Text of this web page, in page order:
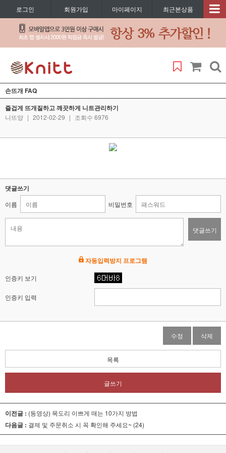
로그인 회원가입 마이페이지 최근본상품
손뜨개 FAQ
즐겁게 뜨개질하고 깨끗하게 니트관리하기
니뜨양 | 2012-02-29 | 조회수 6976
댓글쓰기
이름 비밀번호
댓글쓰기
자동입력방지 프로그램
인증키 보기
인증키 입력
수정 삭제
목록
글쓰기
이전글 : (동영상) 목도리 이쁘게 매는 10가지 방법
다음글 : 결제 및 주문취소 시 꼭 확인해 주세요~ (24)